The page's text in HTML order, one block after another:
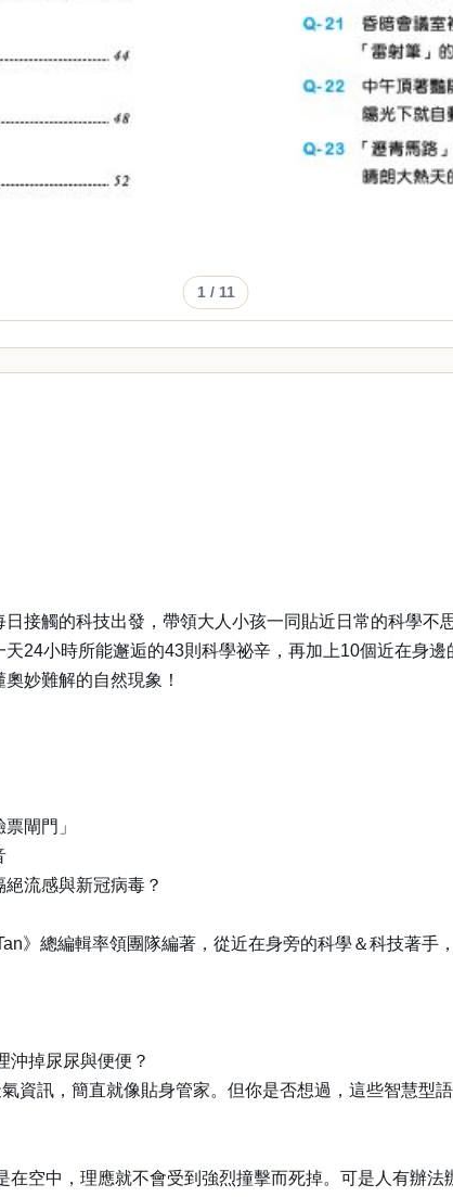
1/ 11
接觸的科技出發，帶領大人小孩一同貼近日常的科學不思
24小時所能邂逅的43則科學祕辛，再加上10個近在身邊
妙難解的自然現象！
閘門」
流感與新冠病毒？
》總編輯率領團隊編著，從近在身旁的科學＆科技著
沖掉尿尿與便便？
資訊，簡直就像貼身管家。但你是否想過，這些智慧型
空中，理應就不會受到強烈撞擊而死掉。可是人有辦法